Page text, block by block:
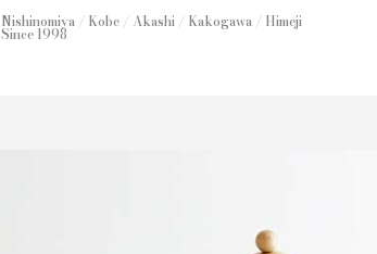
Nishinomiya / Kobe / Akashi / Kakogawa / Himeji
Since 1998